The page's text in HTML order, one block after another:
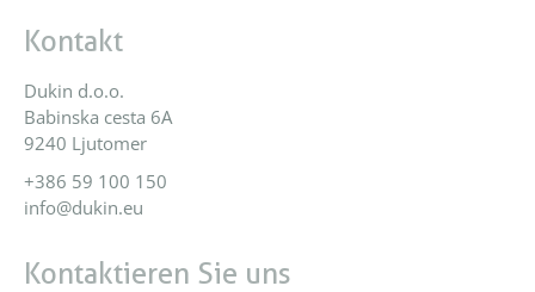
Kontakt
Dukin d.o.o.
Babinska cesta 6A
9240 Ljutomer
+386 59 100 150
info@dukin.eu
Kontaktieren Sie uns